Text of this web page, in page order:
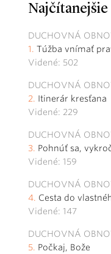
Najčítanejšie
DUCHOVNÁ
Túžba vnímať
Videné: 502
DUCHOVNÁ
Itinerár kresťana
Videné: 229
DUCHOVNÁ
Pohnúť sa,
Videné: 159
DUCHOVNÁ
Cesta do
Videné: 147
DUCHOVNÁ
Počkaj, Bože